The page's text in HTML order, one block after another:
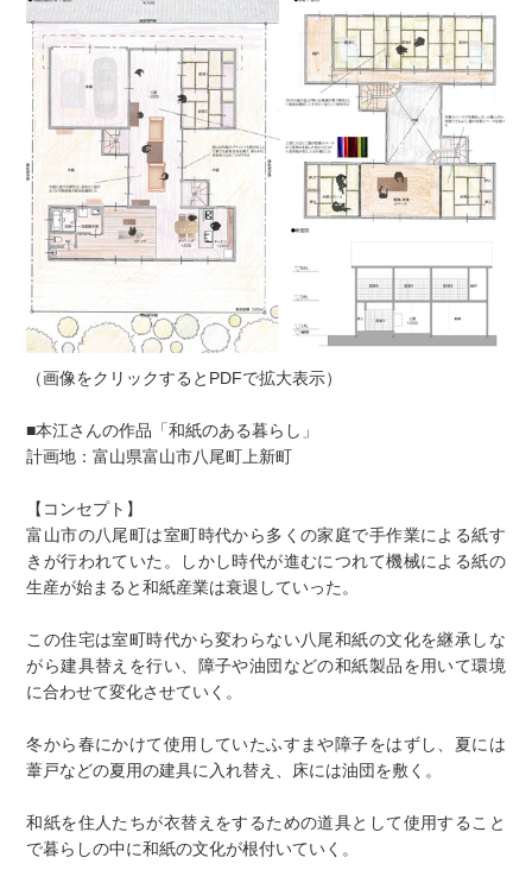
（画像をクリックするとPDFで拡大表示）
■本江さんの作品「和紙のある暮らし」
計画地：富山県富山市八尾町上新町
【コンセプト】
富山市の八尾町は室町時代から多くの家庭で手作業による紙す
きが行われていた。しかし時代が進むにつれて機械による紙の
生産が始まると和紙産業は衰退していった。
この住宅は室町時代から変わらない八尾和紙の文化を継承しな
がら建具替えを行い、障子や油団などの和紙製品を用いて環境
に合わせて変化させていく。
冬から春にかけて使用していたふすまや障子をはずし、夏には
葦戸などの夏用の建具に入れ替え、床には油団を敷く。
和紙を住人たちが衣替えをするための道具として使用すること
で暮らしの中に和紙の文化が根付いていく。